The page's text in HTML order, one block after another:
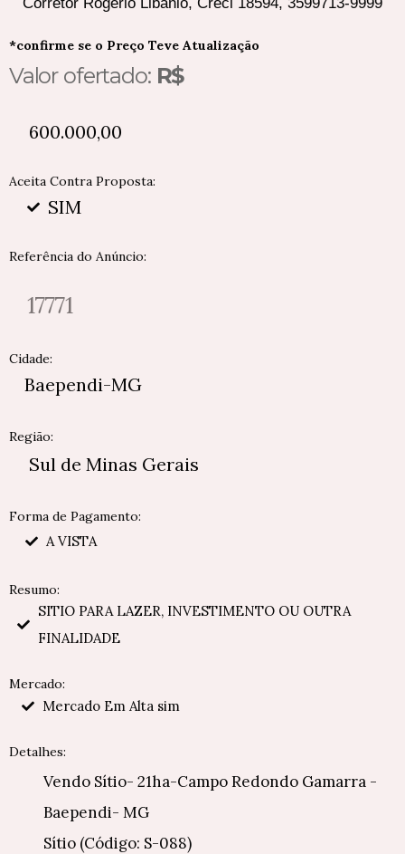
*confirme se o Preço Teve Atualização
Valor ofertado: R$
600.000,00
Aceita Contra Proposta:
SIM
Referência do Anúncio:
17771
Cidade:
Baependi-MG
Região:
Sul de Minas Gerais
Forma de Pagamento:
A VISTA
Resumo:
SITIO PARA LAZER, INVESTIMENTO OU OUTRA
FINALIDADE
Mercado:
Mercado Em Alta sim
Detalhes:
Vendo Sítio- 21ha-Campo Redondo Gamarra -
Baependi- MG
Sítio (Código: S-088)